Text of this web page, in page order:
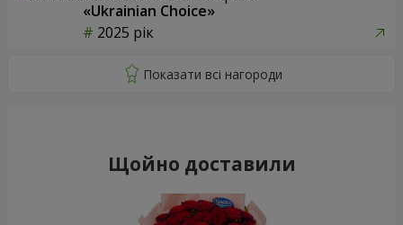
«Ukrainian Choice»
2025 рік
Щойно доставили